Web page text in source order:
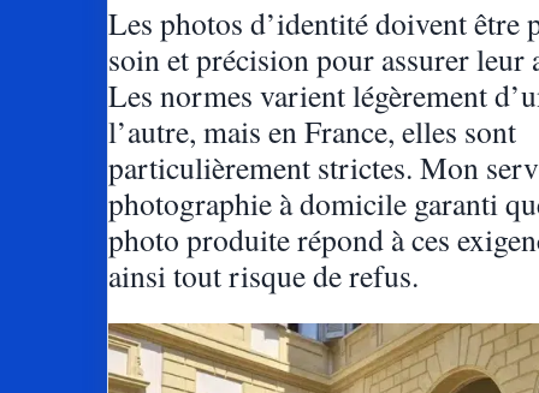
Les photos d’identité doivent être
soin et précision pour assurer leur
Les normes varient légèrement
l’autre, mais en France, elles sont
particulièrement strictes. Mon
photographie à domicile garanti
photo produite répond à ces
ainsi tout risque de refus.